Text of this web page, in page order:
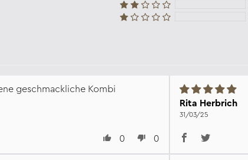
geschmackliche Kombi
0 0
Rita Herbrich
31/03/25